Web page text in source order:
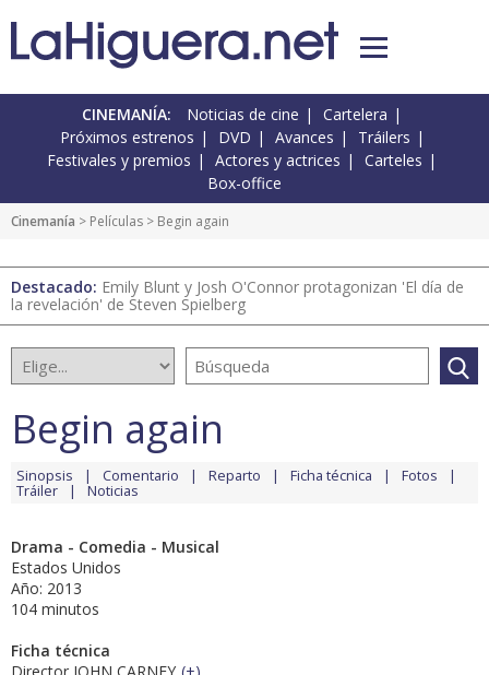
CINEMANÍA: Noticias de cine
Cartelera
Próximos estrenos
DVD Avances
Tráilers
Festivales y premios
Actores y actrices
Carteles
Box-office
Cinemanía > Películas > Begin again
Destacado: Emily Blunt y Josh O'Connor protagonizan 'El día de
la revelación' de Steven Spielberg
Begin again
Sinopsis Comentario Reparto Ficha técnica Fotos
Tráiler Noticias
Drama - Comedia - Musical
Estados Unidos
Año: 2013
104 minutos
Ficha técnica